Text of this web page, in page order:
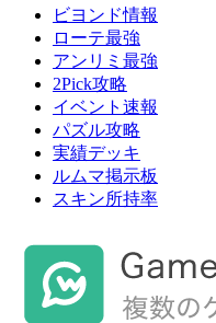
ビヨンド情報
ローテ最強
アンリミ最強
2Pick攻略
イベント速報
パズル攻略
実績デッキ
ルムマ掲示板
スキン所持率